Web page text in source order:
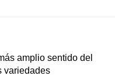
amplio sentido del
variedades